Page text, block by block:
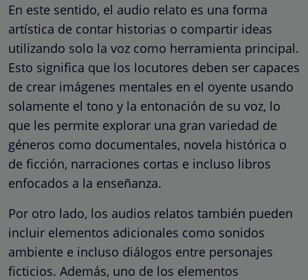
En este sentido, el audio relato es una forma
artística de contar historias o compartir ideas
utilizando solo la voz como herramienta principal.
Esto significa que los locutores deben ser capaces
de crear imágenes mentales en el oyente usando
solamente el tono y la entonación de su voz, lo
que les permite explorar una gran variedad de
géneros como documentales, novela histórica o
de ficción, narraciones cortas e incluso libros
enfocados a la enseñanza.
Por otro lado, los audios relatos también pueden
incluir elementos adicionales como sonidos
ambiente e incluso diálogos entre personajes
ficticios. Además, uno de los elementos